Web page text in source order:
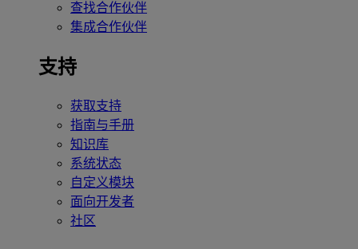
查找合作伙伴
集成合作伙伴
支持
获取支持
指南与手册
知识库
系统状态
自定义模块
面向开发者
社区